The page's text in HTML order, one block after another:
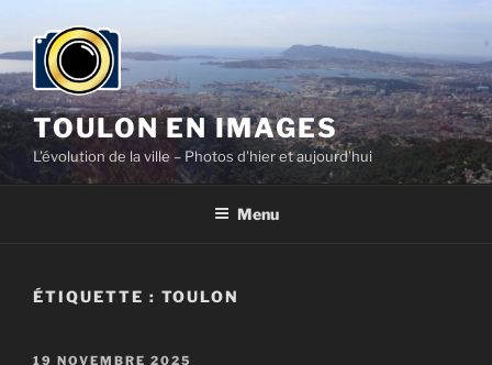
contenu
principal
TOULON EN IMAGES
L'évolution de la ville – Photos d'hier et aujourd'hui
Menu
ÉTIQUETTE : TOULON
PUBLIÉ
19 NOVEMBRE 2025